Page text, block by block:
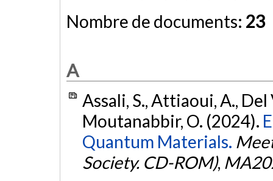
Nombre de documents: 23
A
Assali, S., Attiaoui, A., Del
Moutanabbir, O. (2024).
Quantum Materials.
Society. CD-ROM),